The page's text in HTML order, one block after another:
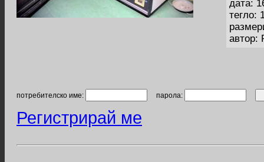
дата:
тегло:
автор:
потребителско име: парола:
Регистрирай ме